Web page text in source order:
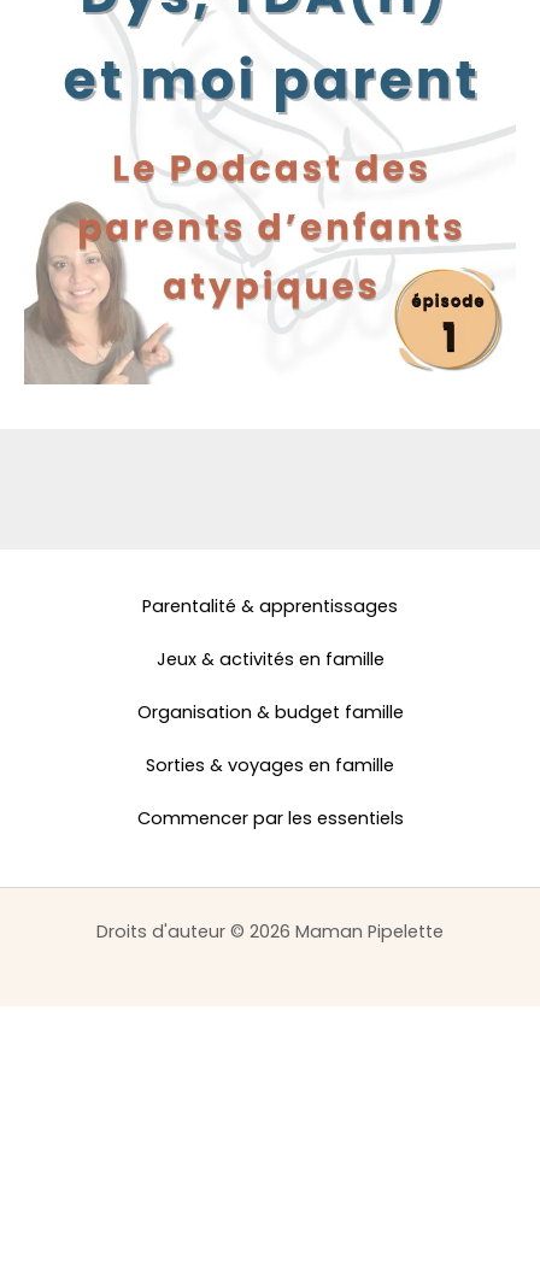
Parentalité & apprentissages
Jeux & activités en famille
Organisation & budget famille
Sorties & voyages en famille
Commencer par les essentiels
Droits d'auteur © 2026 Maman Pipelette